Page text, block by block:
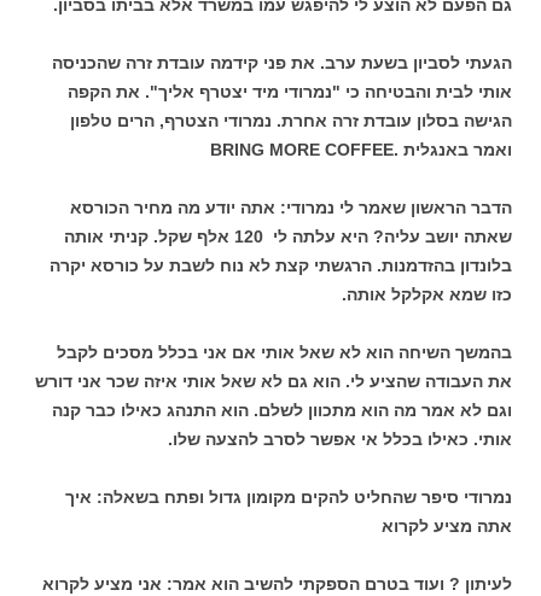
גם הפעם לא הוצע לי להיפגש עמו במשרד אלא בביתו בסביון.
הגעתי לסביון בשעת ערב. את פני קידמה עובדת זרה שהכניסה
אותי לבית והבטיחה כי "נמרודי מיד יצטרף אליך". את הקפה
הגישה בסלון עובדת זרה אחרת. נמרודי הצטרף, הרים טלפון
ואמר באנגלית .BRING MORE COFFEE
הדבר הראשון שאמר לי נמרודי: אתה יודע מה מחיר הכורסא
שאתה יושב עליה? היא עלתה לי 120 אלף שקל. קניתי אותה
בלונדון בהזדמנות. הרגשתי קצת לא נוח לשבת על כורסא יקרה
כזו שמא אקלקל אותה.
בהמשך השיחה הוא לא שאל אותי אם אני בכלל מסכים לקבל
את העבודה שהציע לי. הוא גם לא שאל אותי איזה שכר אני דורש
וגם לא אמר מה הוא מתכוון לשלם. הוא התנהג כאילו כבר קנה
אותי. כאילו בכלל אי אפשר לסרב להצעה שלו.
נמרודי סיפר שהחליט להקים מקומון גדול ופתח בשאלה: איך
אתה מציע לקרוא
לעיתון ? ועוד בטרם הספקתי להשיב הוא אמר: אני מציע לקרוא